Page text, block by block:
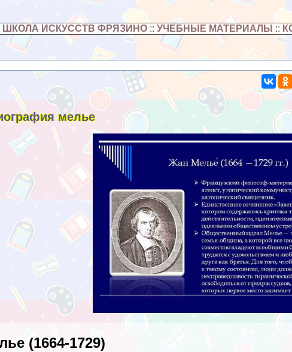
ШКОЛА ИСКУССТВ ФРЯЗИНО:: УЧЕБНЫЕ МАТЕРИАЛЫ ::
мелье
(1664-1729)